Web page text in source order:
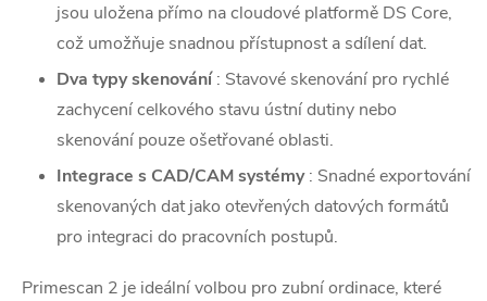
jsou uložena přímo na cloudové platformě DS Core,
což umožňuje snadnou přístupnost a sdílení dat.
Dva typy skenování: Stavové skenování pro rychlé
zachycení celkového stavu ústní dutiny nebo
skenování pouze ošetřované oblasti.
Integrace s CAD/CAM systémy: Snadné exportování
skenovaných dat jako otevřených datových formátů
pro integraci do pracovních postupů.
Primescan 2 je ideální volbou pro zubní ordinace, které